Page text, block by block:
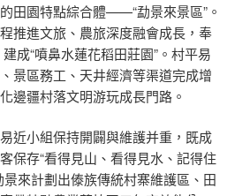
田園特點綜合體——“勐景來景區”。
推進文旅、農旅深度融會成長，奉
成“噴鼻水蓮花稻田莊園”。村平易
景區務工、天井經濟等渠道完成增
邊疆村落文明游玩成長門路。
近小組保持開闢與維護并重，既成
保存“看得見山、看得見水、記得住
來計劃出傣族傳統村寨維護區、田